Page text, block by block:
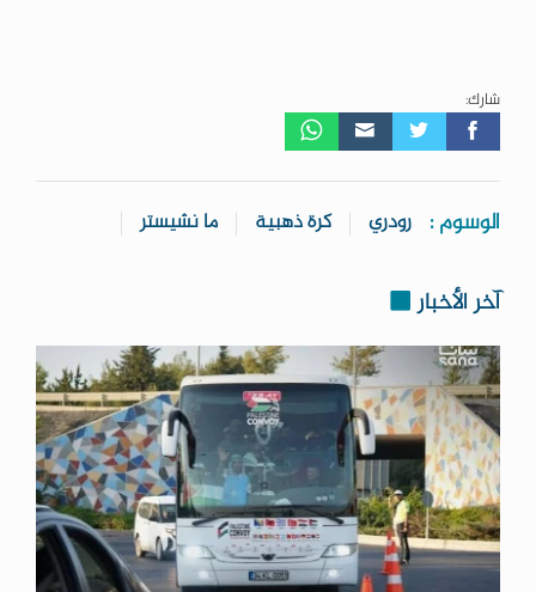
شارك:
الوسوم : رودري كرة ذهبية ما نشيستر
آخر الأخبار